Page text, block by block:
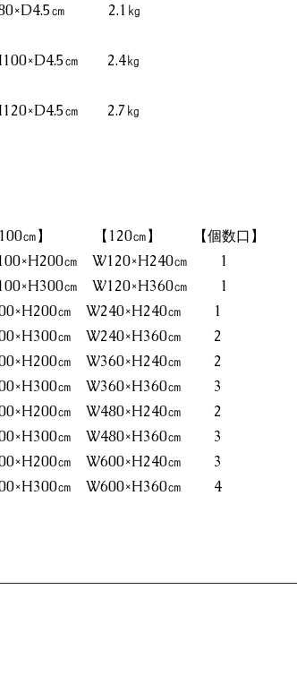
㎝ 2.1㎏
㎝ 2.4㎏
㎝ 2.7㎏
】 【120㎝】 【個数口】
㎝ W120×H240㎝ 1
㎝ W120×H360㎝ 1
㎝ W240×H240㎝ 1
㎝ W240×H360㎝ 2
㎝ W360×H240㎝ 2
㎝ W360×H360㎝ 3
㎝ W480×H240㎝ 2
㎝ W480×H360㎝ 3
㎝ W600×H240㎝ 3
㎝ W600×H360㎝ 4